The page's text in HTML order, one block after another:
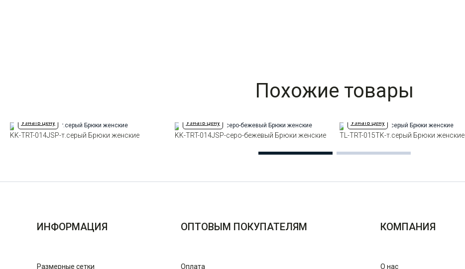
Похожие товары
Узнать цену
KK-TRT-014JSP-т.серый Брюки женские
Узнать цену
KK-TRT-014JSP-серо-бежевый Брюки женские
Узнать цену
TL-TRT-015TK-т.серый Брюки женские
ИНФОРМАЦИЯ
Размерные сетки
ОПТОВЫМ ПОКУПАТЕЛЯМ
Оплата
КОМПАНИЯ
О нас